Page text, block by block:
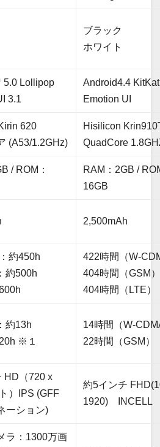
ブラック
ホワイト
Lollipop
3.1
Android4.4 KitKat
Emotion UI
620
(A53/1.2GHz)
Hisilicon
QuadCore
/ ROM：
RAM：2GB /
16GB
2,500mAh
約450h
約500h
422時間（W-
404時間（GSM
404時間（LTE）
約13h
※１
14時間（W-
22時間（GSM）
HD（720 x
）IPS (GFF
ーション)
約5インチ
1920) INCELL
ラ：1300万画